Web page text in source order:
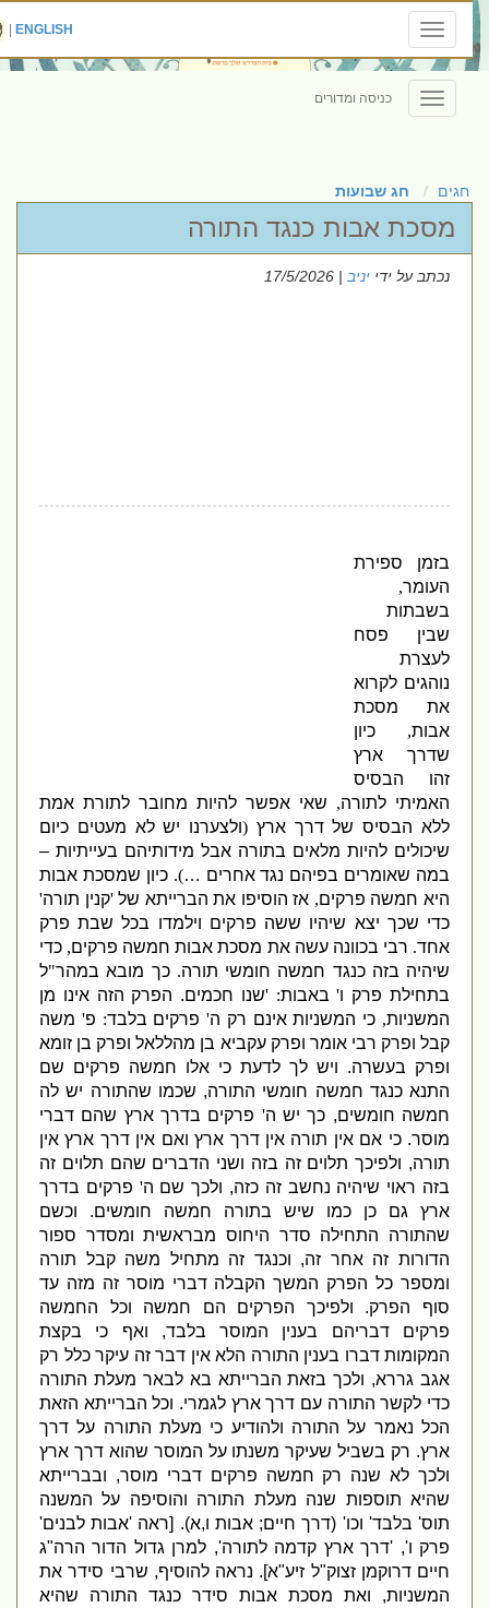
Toggle
navigation
ENGLISH
|
Toggle
navigation
כניסה ומדורים
חגים חג שבועות
מסכת אבות כנגד התורה
נכתב על ידייניב| 17/5/2026
בזמן ספירת
העומר,
בשבתות
שבין פסח
לעצרת
נוהגים לקרוא
את מסכת
אבות,
כיון
שדרך ארץ
זהו הבסיס
האמיתי לתורה,שאי אפשר להיות מחובר לתורת אמת
ללא הבסיס של דרך ארץ(ולצערנו יש לא מעטים כיום
שיכולים להיות מלאים בתורה אבל מידותיהם בעייתיות –
במה שאומרים בפיהם נגד אחרים … ).כיון שמסכת אבות
היא חמשה פרקים,אז הוסיפו את הברייתא של'קנין תורה'
כדי שכך יצא שיהיו ששה פרקים וילמדו בכל שבת פרק
אחד.רביבכוונה עשה את מסכת אבות חמשה פרקים,כדי
שיהיה בזה כנגד חמשה חומשי תורה.כך מובא במהר"ל
בתחילת פרק ו' באבות: 'שנו חכמים.הפרק הזה אינו מן
המשניות, כי המשניות אינם רק ה פרקים בלבד:פ
משה
קבל ופרק רבי אומר ופרק עקביא בן מהללאל ופרק בן זומא
ופרק בעשרה.ויש לך לדעת כי אלו חמשה פרקים שם
התנא כנגד חמשה חומשי התורה,שכמו שהתורה יש לה
חמשה חומשים,כך יש ה
פרקים בדרך ארץ שהם דברי
מוסר.כי אם אין תורה אין דרך ארץ ואם אין דרך ארץ אין
תורה,ולפיכך תלוים זה בזה ושני הדברים שהם תלוים זה
בזה ראוי שיהיה נחשב זה כזה,ולכך שם ה פרקים בדרך
ארץ גם כן כמו שיש בתורה חמשה חומשים.וכשם
שהתורה התחילה סדר היחוס מבראשית ומסדר ספור
הדורות זה אחר זה ,וכנגד זה מתחיל משה קבל תורה
ומספר כל הפרק המשך הקבלה דברי מוסר זה מזה עד
סוף הפרק.ולפיכך הפרקים הם חמשה וכל החמשה
פרקים דבריהם בענין המוסר בלבד,ואף כי בקצת
המקומות דברו בענין התורה הלא אין דבר זה עיקר כלל רק
אגב גררא,ולכך בזאת הברייתא בא לבאר מעלת התורה
כדי לקשר התורה עם דרך ארץ לגמרי.וכל הברייתא הזאת
הכל נאמר על התורה ולהודיע כי מעלת התורה על דרך
ארץ.רק בשביל שעיקר משנתו על המוסר שהוא דרך ארץ
ולכך לא שנה רק חמשה פרקים דברי מוסר,ובברייתא
שהיא תוספות שנה מעלת התורה והוסיפה על המשנה
תוס'בלבד'וכו' (דרך חיים;אבות ו,א). [ראה'אבות לבנים'
פרק ו', 'דרך ארץ קדמה לתורה',למרן גדול הדור הרה"ג
חיים דרוקמן זצוק"ל זיע"א].נראה להוסיף,שרבי סידר את
המשניות,ואת מסכת אבות סידר כנגד התורה שהיא